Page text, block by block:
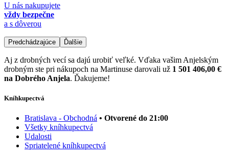
U nás nakupujete
vždy bezpečne
a s dôverou
Predchádzajúce Ďalšie
Aj z drobných vecí sa dajú urobiť veľké. Vďaka vašim Anjelským
drobným ste pri nákupoch na Martinuse darovali už 1 501 406,00 €
na Dobrého Anjela. Ďakujeme!
Kníhkupectvá
Bratislava - Obchodná • Otvorené do 21:00
Všetky kníhkupectvá
Udalosti
Spriatelené kníhkupectvá